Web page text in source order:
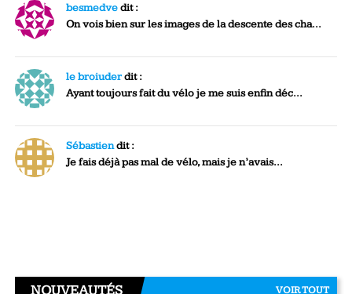
besmedvedit :
On vois bien sur les images de la descente des cha...
le broiuderdit :
Ayant toujours fait du vélo je me suis enfin déc...
Sébastiendit :
Je fais déjà pas mal de vélo, mais je n’avais...
NOUVEAUTÉS VOIR TOUT